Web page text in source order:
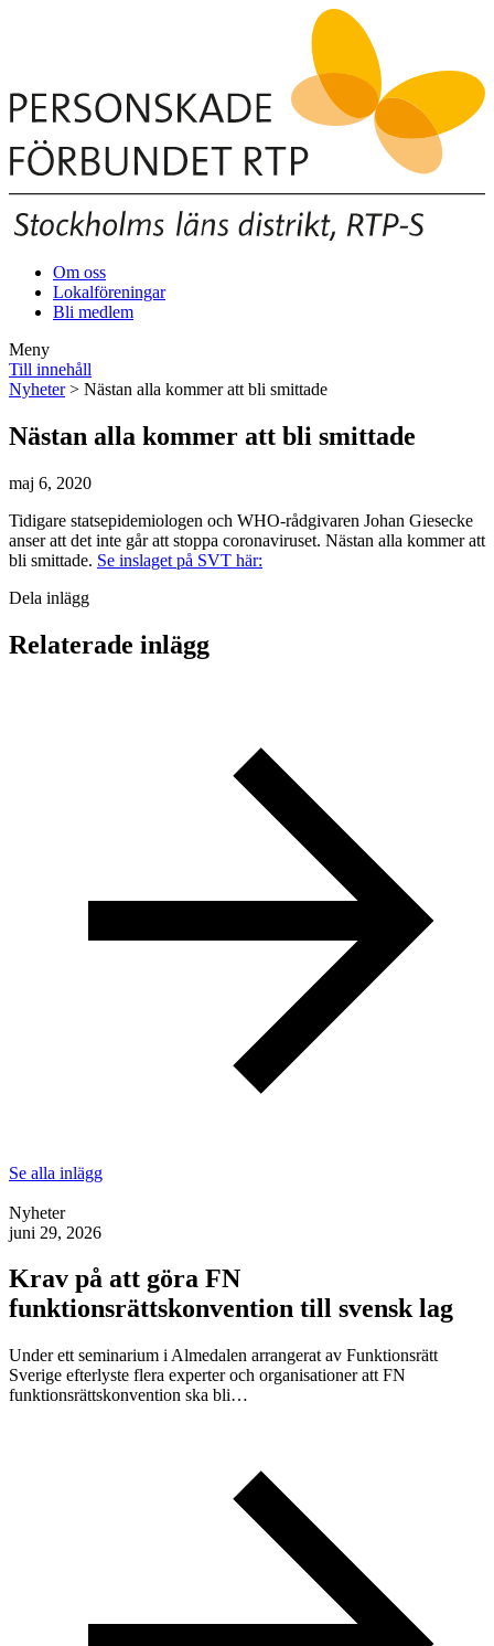
Om oss
Lokalföreningar
Bli medlem
Meny
Till innehåll
Nyheter> Nästan alla kommer att bli smittade
Nästan alla kommer att bli smittade
maj 6, 2020
Tidigare statsepidemiologen och WHO-rådgivaren Johan Giesecke
anser att det inte går att stoppa coronaviruset. Nästan alla kommer att
bli smittade. Se inslaget på SVT här:
Dela inlägg
Relaterade inlägg
Se alla inlägg
Nyheter
juni 29, 2026
Krav på att göra FN
funktionsrättskonvention till svensk lag
Under ett seminarium i Almedalen arrangerat av Funktionsrätt
Sverige efterlyste flera experter och organisationer att FN
funktionsrättskonvention ska bli…